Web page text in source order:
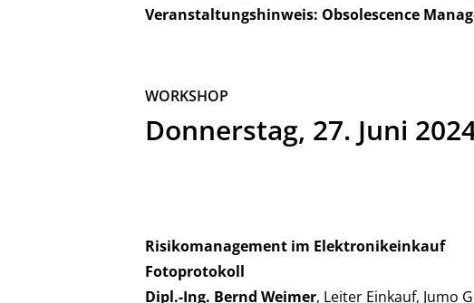
Veranstaltungshinweis: Obsolescence
WORKSHOP
Donnerstag, 27. Juni
Risikomanagement im Elektronikeinkauf
Fotoprotokoll
Dipl.-Ing. Bernd Weimer, Leiter Einkauf, Jumo